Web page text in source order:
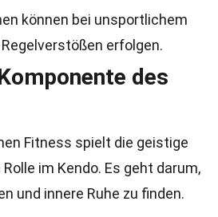
können bei unsportlichem
erfolgen.
des
Fitness spielt die geistige
im Kendo. Es geht darum,
und innere Ruhe zu finden.